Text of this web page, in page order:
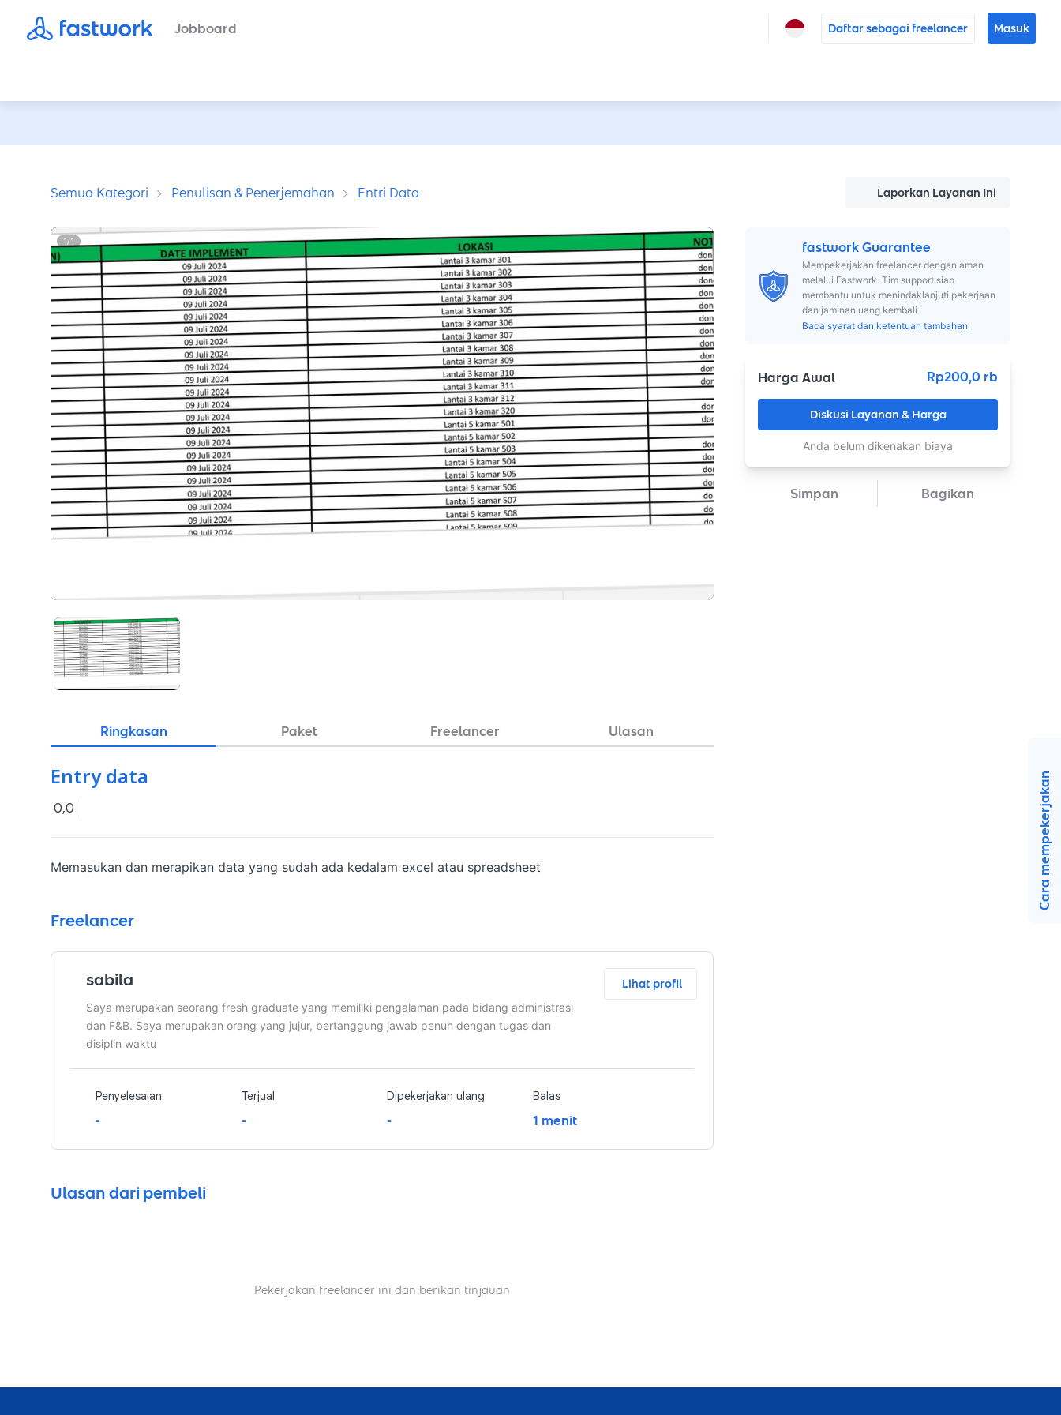
Jobboard Daftar sebagai freelancer Masuk
Semua Kategori Penulisan & Penerjemahan Entri Data Laporkan Layanan Ini
1/1
Ringkasan Paket Freelancer Ulasan
Entry data
0,0
Memasukan dan merapikan data yang sudah ada kedalam excel atau spreadsheet
Freelancer
sabila
Saya merupakan seorang fresh graduate yang memiliki pengalaman pada bidang administrasi
dan F&B. Saya merupakan orang yang jujur, bertanggung jawab penuh dengan tugas dan
disiplin waktu
Lihat profil
Penyelesaian
-
Terjual
-
Dipekerjakan ulang
-
Balas
1 menit
Ulasan dari pembeli
Pekerjakan freelancer ini dan berikan tinjauan
fastwork Guarantee
Mempekerjakan freelancer dengan aman
melalui Fastwork. Tim support siap
membantu untuk menindaklanjuti pekerjaan
dan jaminan uang kembali
Baca syarat dan ketentuan tambahan
Harga Awal Rp200,0 rb
Diskusi Layanan & Harga
Anda belum dikenakan biaya
Simpan Bagikan
Cara mempekerjakan